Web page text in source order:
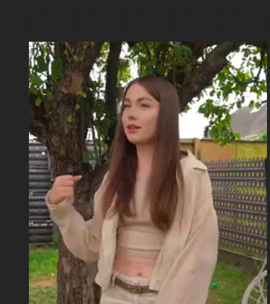
30.07.2026
Калина, Дарина та Віра Папроцькі
"Хвиля була, як від моря,
прозора і велика… Я ледве
встигла схопити племінницю"